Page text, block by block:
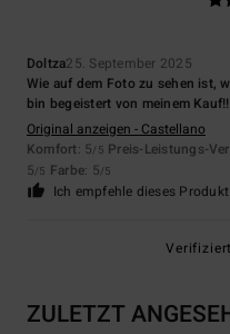
Doltza25. September 2025
Wie auf dem Foto zu sehen ist,
bin begeistert von meinem Kauf!!
Original anzeigen - Castellano
Komfort: 5/5 Preis-Leistungs-
5/5 Farbe: 5/5
Ich empfehle dieses Produkt
ZULETZT